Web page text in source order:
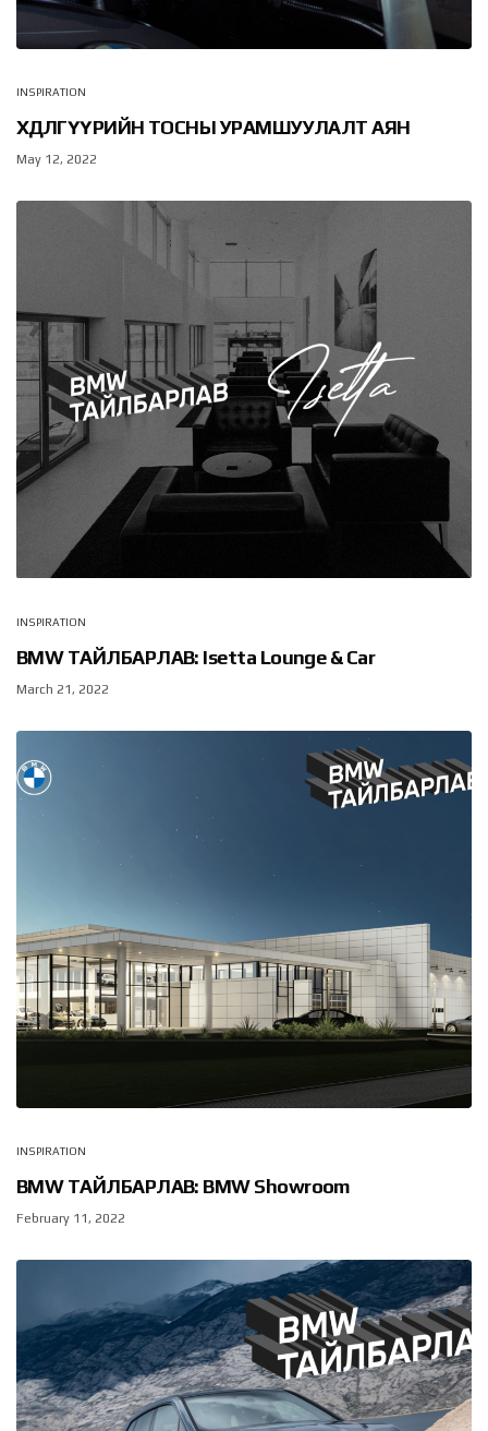
INSPIRATION
ХӨДӨЛГҮҮРИЙН ТОСНЫ УРАМШУУЛАЛТ АЯН
May 12, 2022
INSPIRATION
BMW ТАЙЛБАРЛАВ: Isetta Lounge & Car
March 21, 2022
INSPIRATION
BMW ТАЙЛБАРЛАВ: BMW Showroom
February 11, 2022